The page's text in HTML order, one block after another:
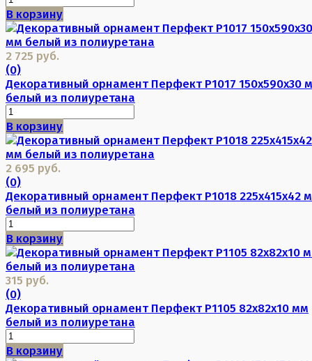
В корзину
2 725 руб.
(0)
Декоративный орнамент Перфект P1017 150х590х30
белый из полиуретана
В корзину
2 695 руб.
(0)
Декоративный орнамент Перфект P1018 225х415х42
белый из полиуретана
В корзину
315 руб.
(0)
Декоративный орнамент Перфект P1105 82х82х10 мм
белый из полиуретана
В корзину